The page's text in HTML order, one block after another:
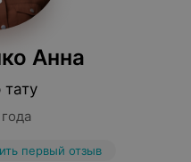
Анна
первый отзыв